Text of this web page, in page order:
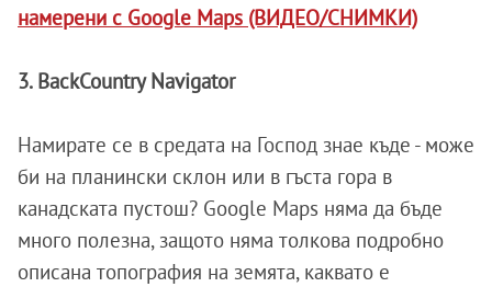
намерени с Google Maps (ВИДЕО/СНИМКИ)
3. BackCountry Navigator
Намирате се в средата на Господ знае къде - може
би на планински склон или в гъста гора в
канадската пустош? Google Maps няма да бъде
много полезна, защото няма толкова подробно
описана топография на земята, каквато е